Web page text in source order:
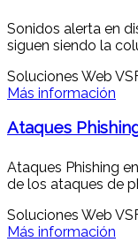
Sonidos alerta en
siguen siendo la
Soluciones Web
Más información
Ataques
Ataques Phishing
de los ataques de
Soluciones Web
Más información